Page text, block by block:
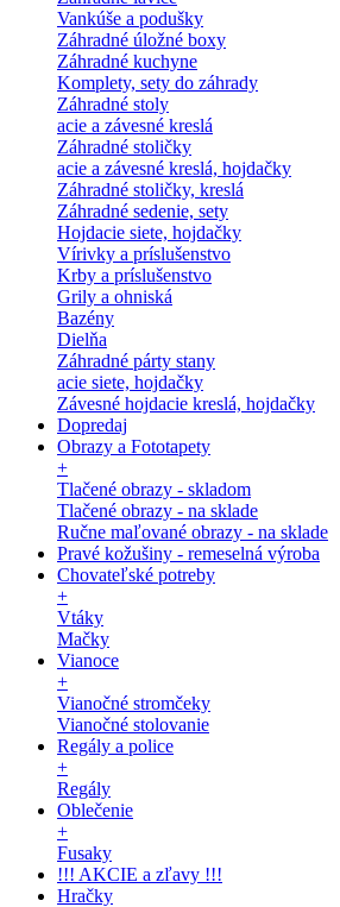
Vankúše a podušky
Záhradné úložné boxy
Záhradné kuchyne
Komplety, sety do záhrady
Záhradné stoly
acie a závesné kreslá
Záhradné stoličky
acie a závesné kreslá, hojdačky
Záhradné stoličky, kreslá
Záhradné sedenie, sety
Hojdacie siete, hojdačky
Vírivky a príslušenstvo
Krby a príslušenstvo
Grily a ohniská
Bazény
Dielňa
Záhradné párty stany
acie siete, hojdačky
Závesné hojdacie kreslá, hojdačky
Dopredaj
Obrazy a Fototapety
+
Tlačené obrazy - skladom
Tlačené obrazy - na sklade
Ručne maľované obrazy - na sklade
Pravé kožušiny - remeselná výroba
Chovateľské potreby
+
Vtáky
Mačky
Vianoce
+
Vianočné stromčeky
Vianočné stolovanie
Regály a police
+
Regály
Oblečenie
+
Fusaky
!!! AKCIE a zľavy !!!
Hračky